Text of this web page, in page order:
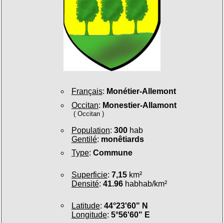
Français: Monétier-Allemont
Occitan: Monestier-Allamont
( Occitan )
Population: 300hab
Gentilé: monêtiards
Type: Commune
Superficie: 7,15km²
Densité: 41.96habhab/km²
Latitude: 44°23'60" N
Longitude: 5°56'60" E